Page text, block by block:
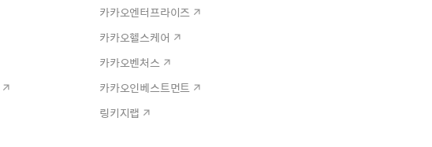
카카오엔터프라이즈
카카오헬스케어
카카오벤처스
카카오인베스트먼트
링키지랩